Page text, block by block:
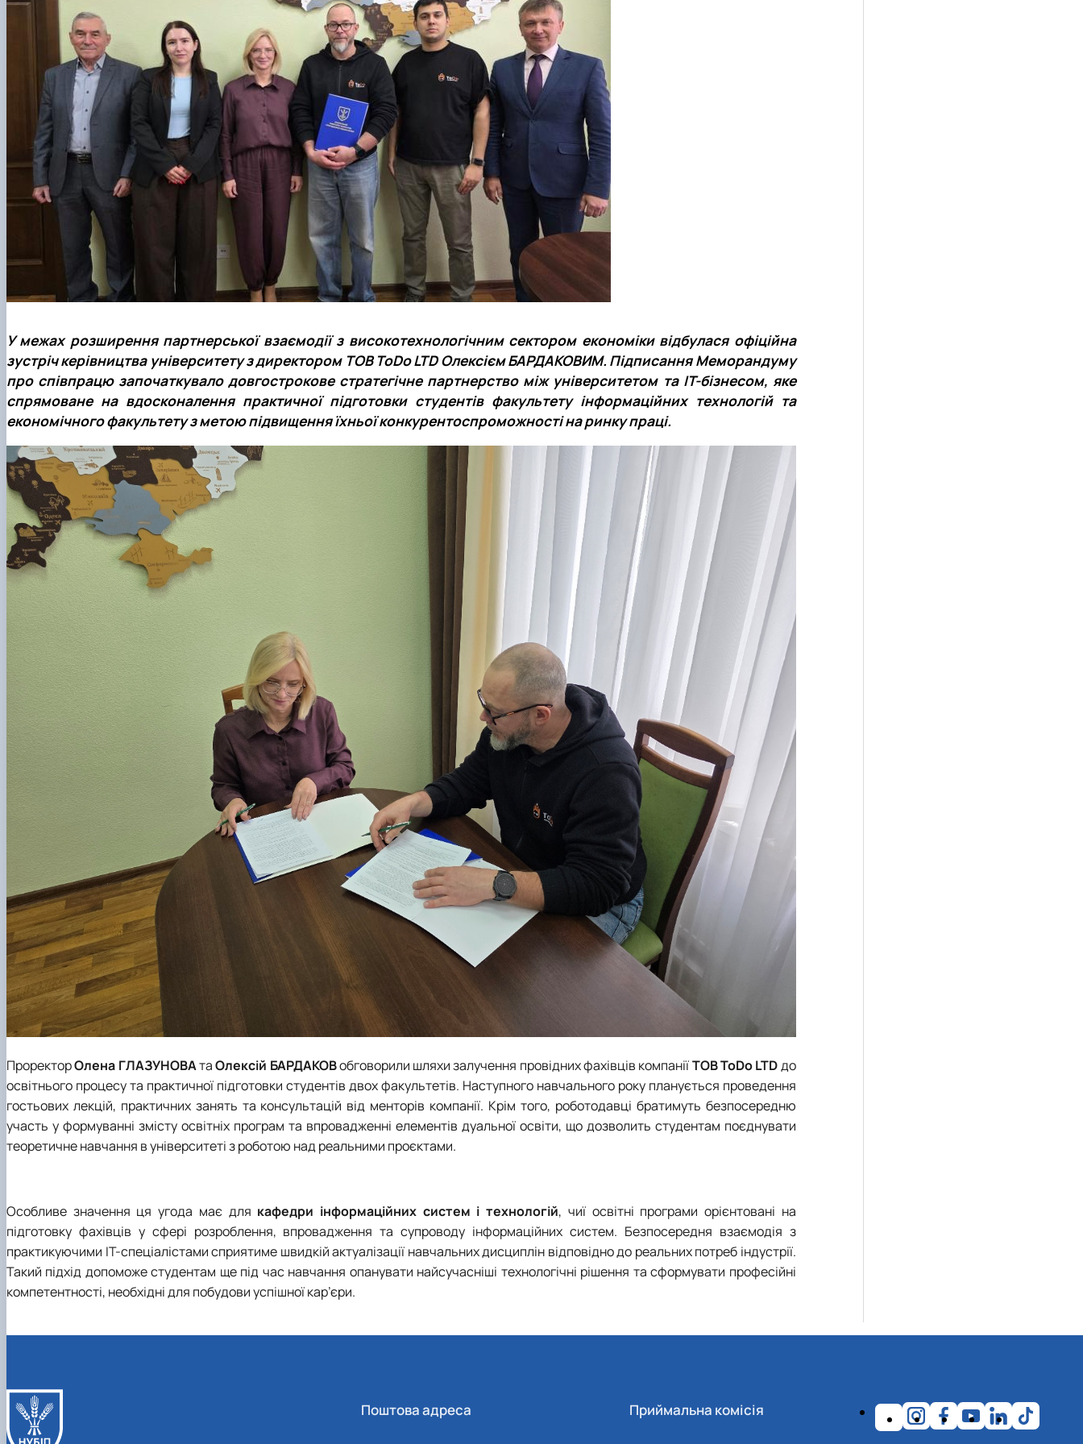
У межах розширення партнерської взаємодії з високотехнологічним сектором економіки відбулася офіційна
зустріч керівництва університету з директором ТОВ ToDo LTD Олексієм БАРДАКОВИМ. Підписання Меморандуму
про співпрацю започаткувало довгострокове стратегічне партнерство між університетом та ІТ-бізнесом, яке
спрямоване на вдосконалення практичної підготовки студентів факультету інформаційних технологій та
економічного факультету з метою підвищення їхньої конкурентоспроможності на ринку праці.
ПроректорОлена ГЛАЗУНОВАтаОлексій БАРДАКОВобговорили шляхи залучення провідних фахівців компаніїТОВ ToDo LTDдо
освітнього процесу та практичної підготовки студентів двох факультетів. Наступного навчального року планується проведення
гостьових лекцій, практичних занять та консультацій від менторів компанії. Крім того, роботодавці братимуть безпосередню
участь у формуванні змісту освітніх програм та впровадженні елементів дуальної освіти, що дозволить студентам поєднувати
теоретичне навчання в університеті з роботою над реальними проєктами.
Особливе значення ця угода має для кафедри інформаційних систем і технологій, чиї освітні програми орієнтовані на
підготовку фахівців у сфері розроблення, впровадження та супроводу інформаційних систем. Безпосередня взаємодія з
практикуючими ІТ-спеціалістами сприятиме швидкій актуалізації навчальних дисциплін відповідно до реальних потреб індустрії.
Такий підхід допоможе студентам ще під час навчання опанувати найсучасніші технологічні рішення та сформувати професійні
компетентності, необхідні для побудови успішної кар’єри.
Поштова адреса Приймальна комісія